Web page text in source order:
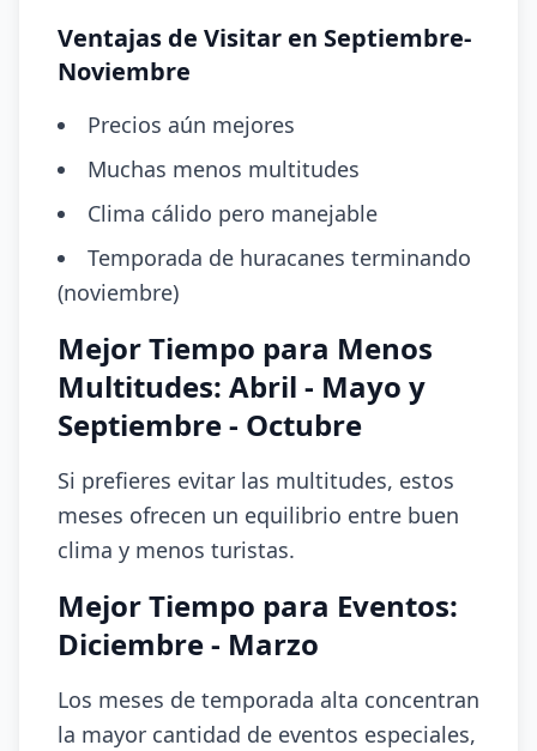
Ventajas de Visitar en Septiembre-
Noviembre
Precios aún mejores
Muchas menos multitudes
Clima cálido pero manejable
Temporada de huracanes terminando
(noviembre)
Mejor Tiempo para Menos
Multitudes: Abril - Mayo y
Septiembre - Octubre
Si prefieres evitar las multitudes, estos
meses ofrecen un equilibrio entre buen
clima y menos turistas.
Mejor Tiempo para Eventos:
Diciembre - Marzo
Los meses de temporada alta concentran
la mayor cantidad de eventos especiales,